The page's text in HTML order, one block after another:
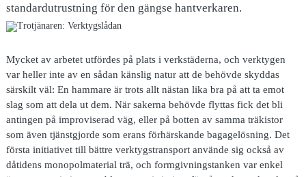
standardutrustning för den gängse hantverkaren.
Mycket av arbetetutfördes på plats i verkstäderna, och verktygen
var heller inte av en sådan känslig natur att de behövde skyddas
särskilt väl: En hammare är trots allt nästan lika bra på att ta emot
slag som att dela ut dem. När sakerna behövde flyttas fick det bli
antingen på improviserad väg, eller på botten av samma träkistor
som även tjänstgjorde som erans förhärskande bagagelösning. Det
första initiativet till bättre verktygstransport använde sig också av
dåtidens monopolmaterial trä, och formgivningstanken var enkel